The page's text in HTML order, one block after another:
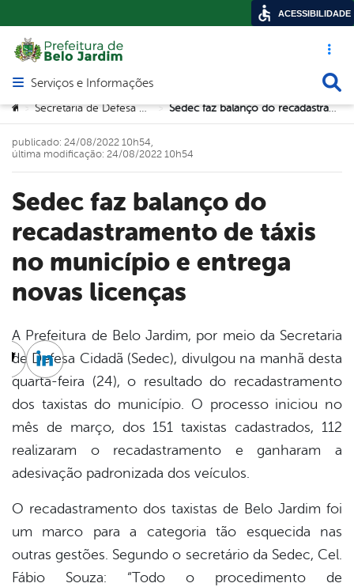
Acesso
Abrir menu principal de navegação
Serviços e Informações
Você está aqui:
> Secretaria de Defesa Cidadã (SEDEC) > Sedec faz balanço do recadastramento de táxis no município e entrega novas licenças
Sedec faz balanço do
recadastramento de táxis
no município e entrega
novas licenças
publicado: 24/08/2022 10h54,
última modificação: 24/08/2022 10h54
A Prefeitura de Belo Jardim, por meio da Secretaria
de Defesa Cidadã (Sedec), divulgou na manhã desta
quarta-feira (24), o resultado do recadastramento
dos taxistas do município. O processo iniciou no
mês de março, dos 151 taxistas cadastrados, 112
realizaram o recadastramento e ganharam a
adesivação padronizada dos veículos.
O recadastramento dos taxistas de Belo Jardim foi
um marco para a categoria tão esquecida nas
outras gestões. Segundo o secretário da Sedec, Cel.
Fábio Souza: “Todo o procedimento de
Twitter
Linkedin
ACESSIBILIDADE